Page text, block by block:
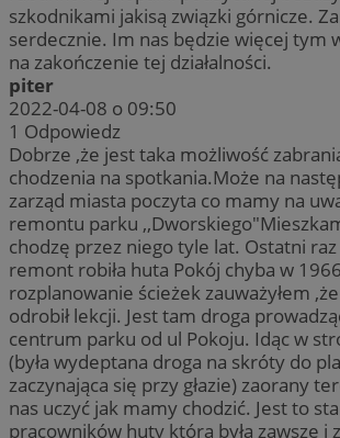
szkodnikami jakisą związki górnicze.
serdecznie. Im nas będzie więcej tym
na zakończenie tej działalności.
piter
2022-04-08 o 09:50
1 Odpowiedz
Dobrze ,że jest taka możliwość
chodzenia na spotkania.Może na
zarząd miasta poczyta co mamy na
remontu parku
chodzę przez niego tyle lat. Ostatni
remont robiła huta Pokój chyba w
rozplanowanie ścieżek zauważyłem
odrobił lekcji. Jest tam droga
centrum parku od ul Pokoju. Idąc w
(była wydeptana droga na skróty do
zaczynająca się przy głazie) zaorany
nas uczyć jak mamy chodzić. Jest to
pracowników huty która była zawsze i